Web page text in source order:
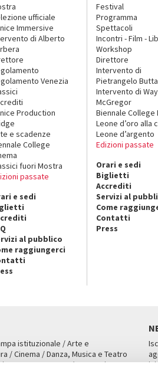
ufficiale
Immersive
di Alberto
Venezia
Production
e scadenze
College
fuori Mostra
passate
e sedi
al pubblico
raggiungerci
Festival
Programma
Spettacoli
Incontri - Film -
Workshop
Direttore
Intervento di
Pietrangelo
Intervento di
McGregor
Biennale College
Leone d’oro alla
Leone d’argento
Edizioni passate
Orari e sedi
Biglietti
Accrediti
Servizi al
Come
Contatti
Press
istituzionale / Arte e
/ Cinema / Danza, Musica e Teatro
San Marco 1364/A, Venezia